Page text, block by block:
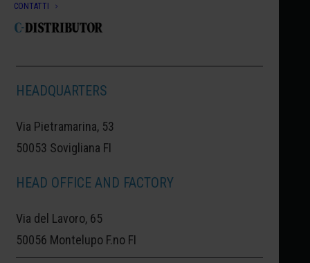
CONTATTI
HEADQUARTERS
Via Pietramarina, 53
50053 Sovigliana FI
HEAD OFFICE AND FACTORY
Via del Lavoro, 65
50056 Montelupo F.no FI
NAMIBIA: NAMIBIA, IL GIALLO ORO
DELLA SABBIA, IL DESERTO, L'INFINITÀ
LA NAMIBIA DEGLI ANIMALI E DELLA
NATURA SCONFINATA. HCE 75 È UN